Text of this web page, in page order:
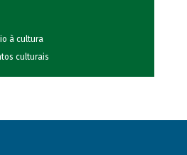
à cultura
culturais